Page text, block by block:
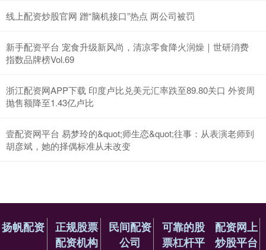
线上配资炒股官网 蹭“脑机接口”热点 两公司被罚
新手配资平台 宠食升级新风尚，清凉零食降火润燥｜世研消费
指数品牌榜Vol.69
浙江配资网APP下载 印度卢比兑美元汇率跌至89.80关口 外资周
抛售额降至1.43亿卢比
壹配资网平台 易梦玲的&quot;师生恋&quot;往事：从表演老师到
胡彦斌，她的择偶标准从未改变
扬帆配资
正规股票
配资机构
民间配资
公司
可靠的股
票杠杆平
配资网上
炒股平台